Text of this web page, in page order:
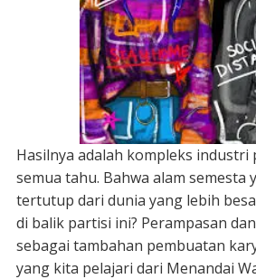
Hasilnya adalah kompleks industri
semua tahu. Bahwa alam semesta
tertutup dari dunia yang lebih
di balik partisi ini? Perampasan
sebagai tambahan pembuatan
yang kita pelajari dari Menandai